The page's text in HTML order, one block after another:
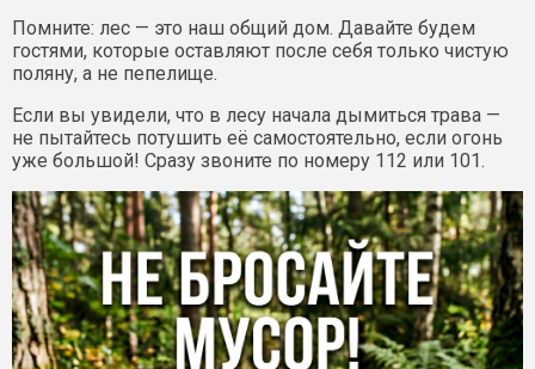
Помните: лес — это наш общий дом. Давайте будем
гостями, которые оставляют после себя только чистую
поляну, а не пепелище.
Если вы увидели, что в лесу начала дымиться трава —
не пытайтесь потушить её самостоятельно, если огонь
уже большой! Сразу звоните по номеру 112 или 101.